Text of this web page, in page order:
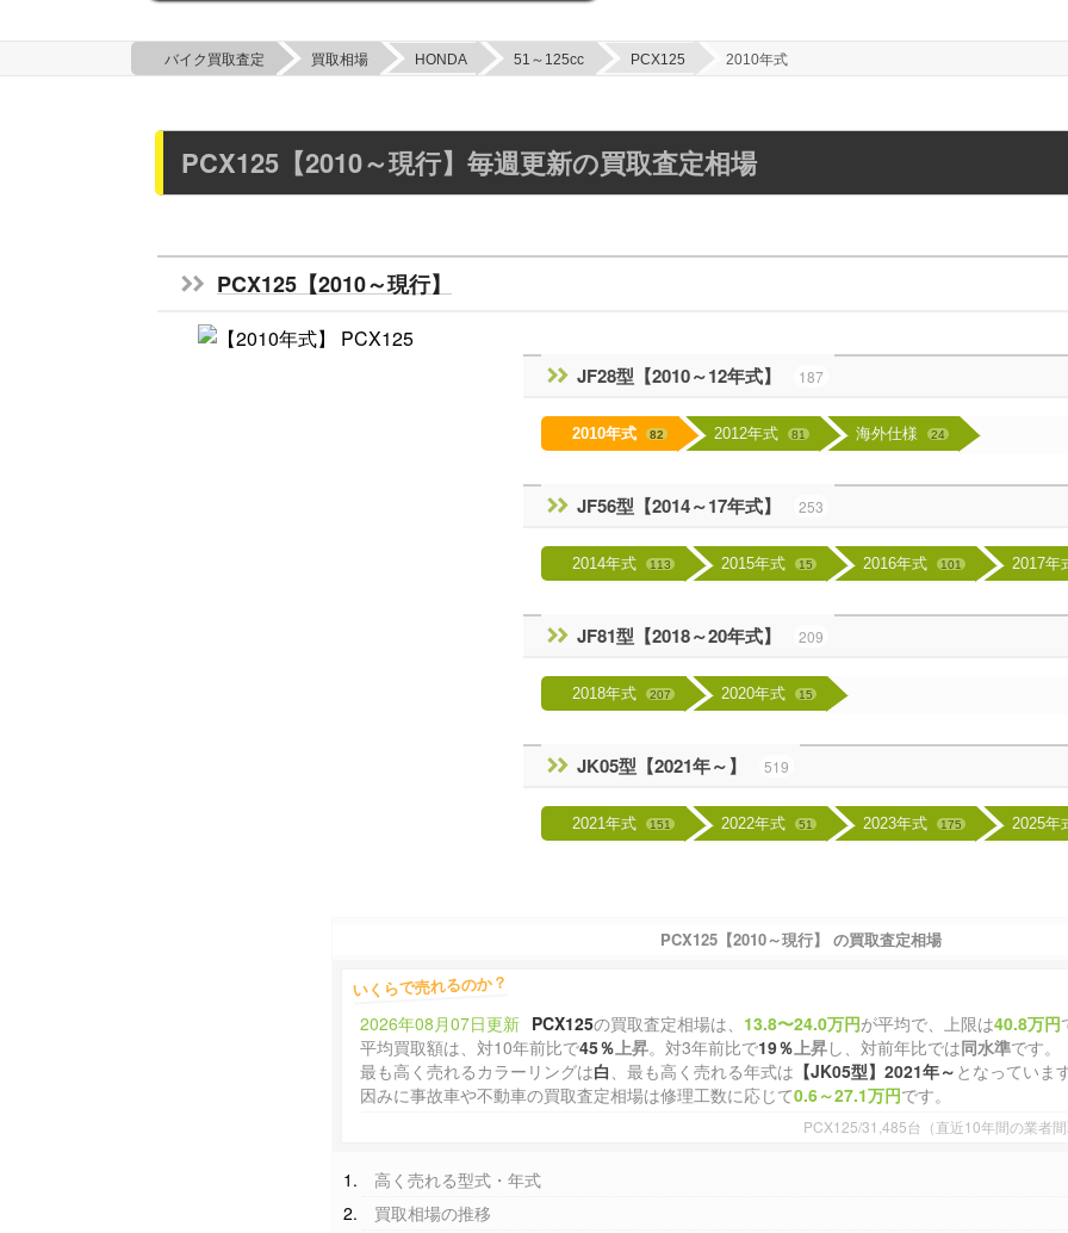
バイク買取査定 買取相場 HONDA 51～125cc PCX125 2010年式
PCX125【2010～現行】毎週更新の買取査定相場
PCX125【2010～現行】
JF28型【2010～12年式】 187
2010年式 82 2012年式 81 海外仕様 24
JF56型【2014～17年式】 253
2014年式 113 2015年式 15 2016年式 101 2017年
JF81型【2018～20年式】 209
2018年式 207 2020年式 15
JK05型【2021年～】 519
2021年式 151 2022年式 51 2023年式 175 2025年
PCX125【2010～現行】 の買取査定相場
いくらで売れるのか？
2026年08月07日更新 PCX125の買取査定相場は、 13.8〜24.0万円が平均で、上限は40.8万円
平均買取額は、対10年前比で45％上昇。対3年前比で19％上昇し、対前年比では同水準です。
最も高く売れるカラーリングは白 、最も高く売れる年式は 【JK05型】2021年～ となっています
因みに事故車や不動車の買取査定相場は修理工数に応じて0.6～27.1万円です。
PCX125/31,485台（直近10年間の業者
高く売れる型式・年式
買取相場の推移